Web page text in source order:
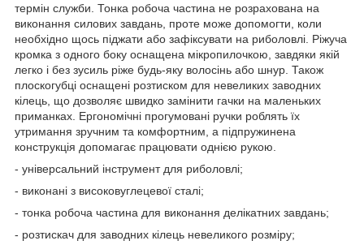
термін служби. Тонка робоча частина не розрахована на
виконання силових завдань, проте може допомогти, коли
необхідно щось піджати або зафіксувати на риболовлі. Ріжуча
кромка з одного боку оснащена мікропилочкою, завдяки якій
легко і без зусиль ріже будь-яку волосінь або шнур. Також
плоскогубці оснащені розтиском для невеликих заводних
кілець, що дозволяє швидко замінити гачки на маленьких
приманках. Ергономічні прогумовані ручки роблять їх
утримання зручним та комфортним, а підпружинена
конструкція допомагає працювати однією рукою.
- універсальний інструмент для риболовлі;
- виконані з високовуглецевої сталі;
- тонка робоча частина для виконання делікатних завдань;
- розтискач для заводних кілець невеликого розміру;